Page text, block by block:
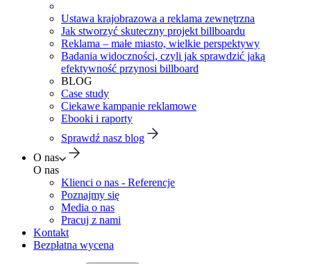
Ustawa krajobrazowa a reklama zewnętrzna
Jak stworzyć skuteczny projekt billboardu
Reklama – małe miasto, wielkie perspektywy
Badania widoczności, czyli jak sprawdzić jaką
efektywność przynosi billboard
BLOG
Case study
Ciekawe kampanie reklamowe
Ebooki i raporty
Sprawdź nasz blog
O nas
O nas
Klienci o nas - Referencje
Poznajmy się
Media o nas
Pracuj z nami
Kontakt
Bezpłatna wycena